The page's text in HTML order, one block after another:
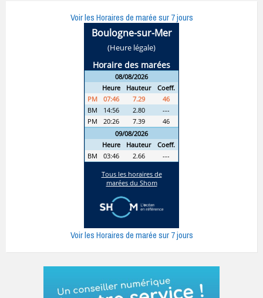
Voir les Horaires de marée sur 7 jours
Voir les Horaires de marée sur 7 jours